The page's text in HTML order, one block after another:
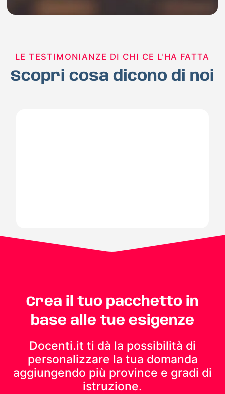
LE TESTIMONIANZE DI CHI CE L'HA FATTA
Scopri cosa dicono di noi
Crea il tuo pacchetto in
base alle tue esigenze
Docenti.it ti dà la possibilità di
personalizzare la tua domanda
aggiungendo più province e gradi di
istruzione.